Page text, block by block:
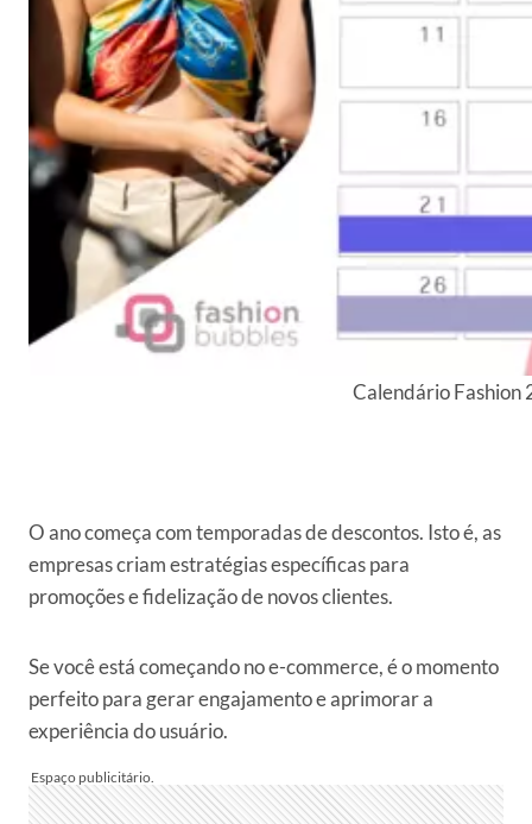
Calendário Fashion
O ano começa com temporadas de descontos. Isto é, as
empresas criam estratégias específicas para
promoções e fidelização de novos clientes.
Se você está começando no e-commerce, é o momento
perfeito para gerar engajamento e aprimorar a
experiência do usuário.